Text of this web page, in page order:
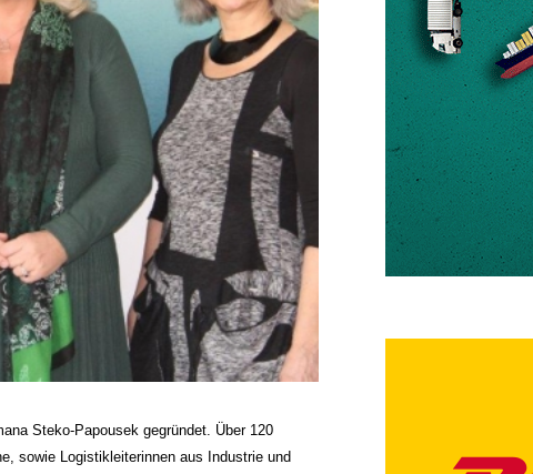
Steko-Papousek gegründet. Über 120
sowie Logistikleiterinnen aus Industrie und